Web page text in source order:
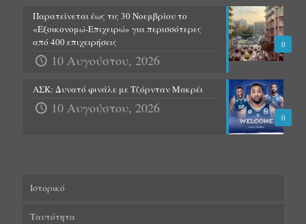
0
Παρατείνεται έως τις 30 Νοεμβρίου το
«Εξοικονομώ-Επιχειρώ» για περισσότερες
από 400 επιχειρήσεις
10 Αυγούστου, 2026
0
ΑΣΚ: Δυνατό φινάλε με Τζόρνταν Μακρέι
10 Αυγούστου, 2026
Ιστορικό
Ταυτότητα